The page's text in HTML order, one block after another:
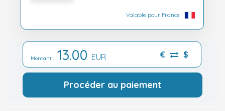
Valable pour France
Montant : 13.00 EUR € $
Procéder au paiement